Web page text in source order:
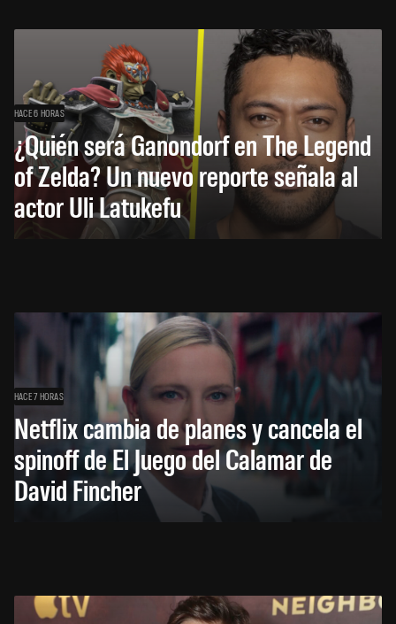
HACE 6 HORAS
¿Quién será Ganondorf en The Legend
of Zelda? Un nuevo reporte señala al
actor Uli Latukefu
HACE 7 HORAS
Netflix cambia de planes y cancela el
spinoff de El Juego del Calamar de
David Fincher